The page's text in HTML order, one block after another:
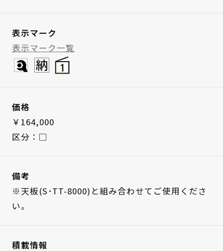
表示マーク
表示マーク一覧
価格
￥164,000
区分：□
備考
※天板(S･TT-8000)と組み合わせてご使用くださ
い。
積載情報